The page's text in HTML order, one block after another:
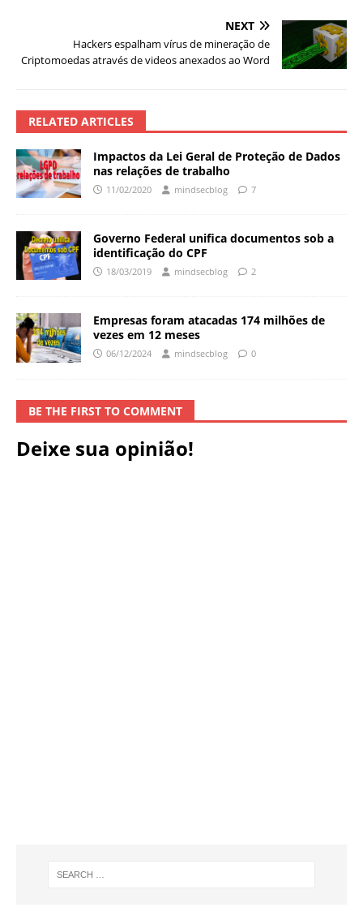
NEXT
Hackers espalham vírus de mineração de
Criptomoedas através de videos anexados ao Word
RELATED ARTICLES
Impactos da Lei Geral de Proteção de Dados
nas relações de trabalho
11/02/2020 mindsecblog 7
Governo Federal unifica documentos sob a
identificação do CPF
18/03/2019 mindsecblog 2
Empresas foram atacadas 174 milhões de
vezes em 12 meses
06/12/2024 mindsecblog 0
BE THE FIRST TO COMMENT
Deixe sua opinião!